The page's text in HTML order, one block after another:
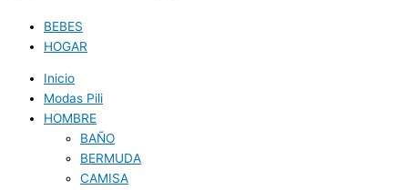
BEBES
HOGAR
Inicio
Modas Pili
HOMBRE
BAÑO
BERMUDA
CAMISA